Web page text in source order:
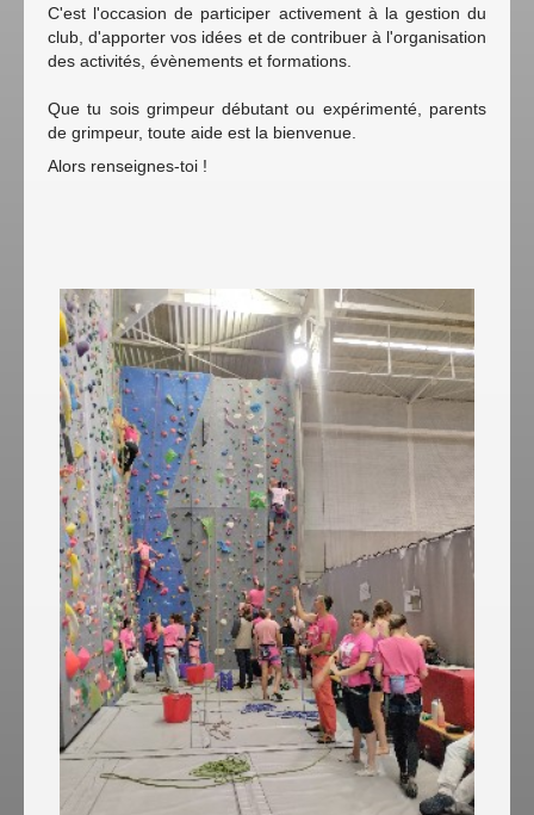
C'est l'occasion de participer activement à la gestion du
club, d'apporter vos idées et de contribuer à l'organisation
des activités, évènements et formations.
Que tu sois grimpeur débutant ou expérimenté, parents
de grimpeur, toute aide est la bienvenue.
Alors renseignes-toi !